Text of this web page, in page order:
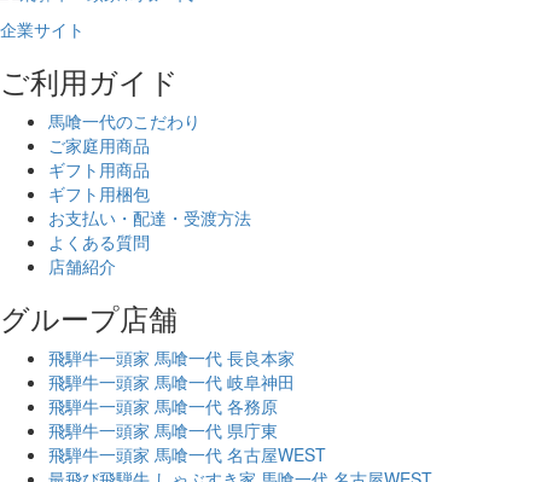
企業サイト
ご利用ガイド
馬喰一代のこだわり
ご家庭用商品
ギフト用商品
ギフト用梱包
お支払い・配達・受渡方法
よくある質問
店舗紹介
グループ店舗
飛騨牛一頭家 馬喰一代 長良本家
飛騨牛一頭家 馬喰一代 岐阜神田
飛騨牛一頭家 馬喰一代 各務原
飛騨牛一頭家 馬喰一代 県庁東
飛騨牛一頭家 馬喰一代 名古屋WEST